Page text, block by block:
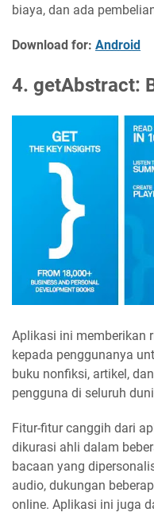
biaya, dan ada
Download for: Android
4. getAbstract:
Aplikasi ini memberikan
kepada penggunanya
buku nonfiksi, artikel,
pengguna di seluruh
Fitur-fitur canggih dari
dikurasi ahli dalam
bacaan yang
audio, dukungan
online. Aplikasi ini juga